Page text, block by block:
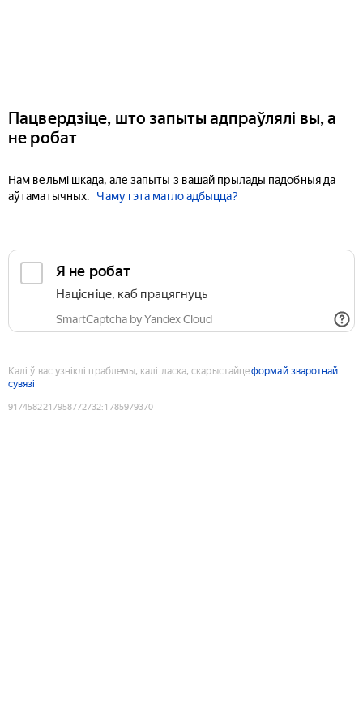
Пацвердзіце, што запыты адпраўлялі вы, а
не робат
Нам вельмі шкада, але запыты з вашай прылады падобныя да
аўтаматычных.
Чаму гэта магло адбыцца?
Я не робат
Націсніце, каб працягнуць
SmartCaptcha by Yandex Cloud
Калі ў вас узніклі праблемы, калі ласка, скарыстайцеформай зваротнай
сувязі
9174582217958772732:1785979370